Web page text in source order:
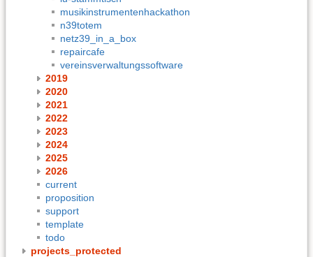
musikinstrumentenhackathon
n39totem
netz39_in_a_box
repaircafe
vereinsverwaltungssoftware
2019
2020
2021
2022
2023
2024
2025
2026
current
proposition
support
template
todo
projects_protected